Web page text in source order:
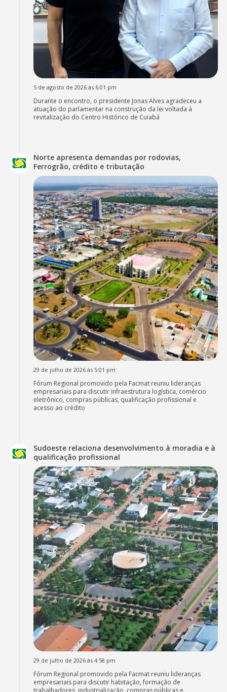
5 de agosto de 2026 às 6:01 pm
Durante o encontro, o presidente Jonas Alves agradeceu a
atuação do parlamentar na construção da lei voltada à
revitalização do Centro Histórico de Cuiabá
Norte apresenta demandas por rodovias,
Ferrogrão, crédito e tributação
29 de julho de 2026 às 5:01 pm
Fórum Regional promovido pela Facmat reuniu lideranças
empresariais para discutir infraestrutura logística, comércio
eletrônico, compras públicas, qualificação profissional e
acesso ao crédito
Sudoeste relaciona desenvolvimento à moradia e à
qualificação profissional
29 de julho de 2026 às 4:58 pm
Fórum Regional promovido pela Facmat reuniu lideranças
empresariais para discutir habitação, formação de
trabalhadores, industrialização, compras públicas e